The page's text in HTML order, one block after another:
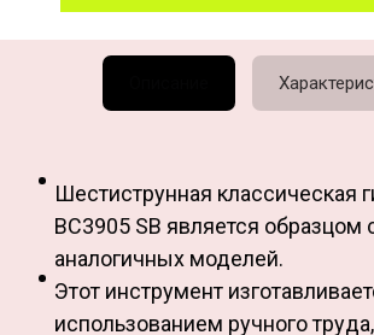
Шестиструнная классическая
BC3905 SB является образцом
аналогичных моделей.
Этот инструмент
использованием ручного